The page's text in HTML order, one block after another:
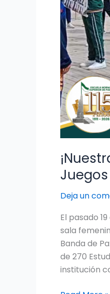
Deja un
El pasado
sala
Banda de
de 270
institución